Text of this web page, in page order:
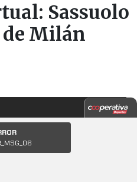
Sassuolo
Milán